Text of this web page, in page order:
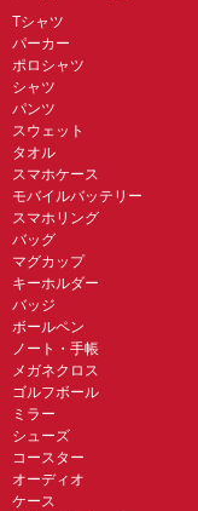
Tシャツ
パーカー
ポロシャツ
シャツ
パンツ
スウェット
タオル
スマホケース
モバイルバッテリー
スマホリング
バッグ
マグカップ
キーホルダー
バッジ
ボールペン
ノート・手帳
メガネクロス
ゴルフボール
ミラー
シューズ
コースター
オーディオ
ケース